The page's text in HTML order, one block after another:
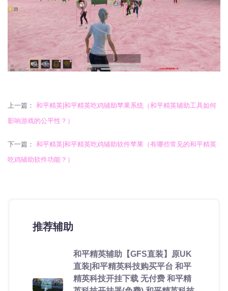
上一篇： 和平精英|和平精英吃鸡辅助苹果系统（和平精英辅助工具如何
影响游戏的公平性？）
下一篇： 和平精英|和平精英吃鸡辅助软件苹果（有哪些常见的和平精英
吃鸡辅助软件功能？）
推荐辅助
和平精英辅助【GFS直装】原UK
直装|和平精英科技购买平台 和平
精英科技开挂下载 无付费 和平精